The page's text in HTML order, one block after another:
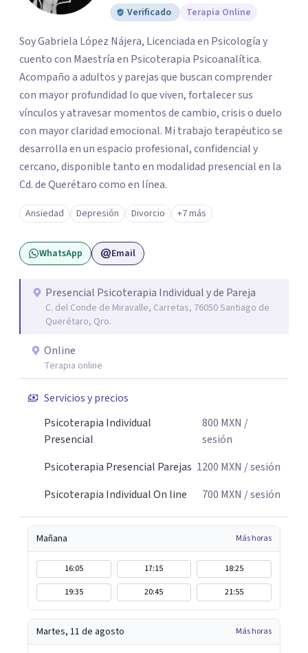
Verificado
Terapia Online
Soy Gabriela López Nájera, Licenciada en Psicología y
cuento con Maestría en Psicoterapia Psicoanalítica.
Acompaño a adultos y parejas que buscan comprender
con mayor profundidad lo que viven, fortalecer sus
vínculos y atravesar momentos de cambio, crisis o duelo
con mayor claridad emocional. Mi trabajo terapéutico se
desarrolla en un espacio profesional, confidencial y
cercano, disponible tanto en modalidad presencial en la
Cd. de Querétaro como en línea.
Ansiedad Depresión Divorcio +7 más
WhatsApp Email
Presencial Psicoterapia Individual y de Pareja
C. del Conde de Miravalle, Carretas, 76050 Santiago de
Querétaro, Qro.
Online
Terapia online
Servicios y precios
Psicoterapia Individual
Presencial
800 MXN /
sesión
Psicoterapia Presencial Parejas 1200 MXN / sesión
Psicoterapia Individual On line
700 MXN / sesión
Mañana Más horas
16:05 17:15
18:25
19:35
20:45 21:55
Martes, 11 de agosto Más horas